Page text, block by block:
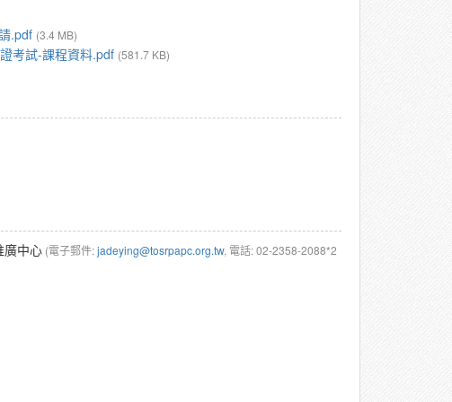
.pdf (3.4 MB)
考試-課程資料.pdf (581.7 KB)
中心(電子郵件:jadeying@tosrpapc.org.tw, 電話: 02-2358-2088*2